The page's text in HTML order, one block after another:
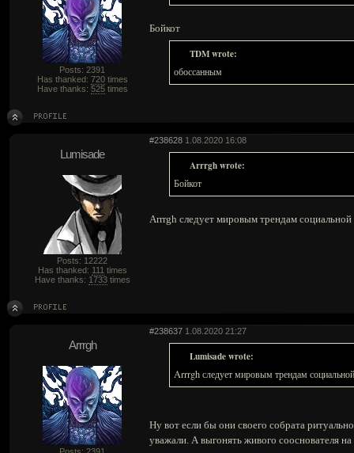
Posts: 2391
Has thanked: 720times
Have thanks: 525times
Бойкот
TDM wrote:
обоссанным
#238628 1.08.2020 16:08
Lumisade
Posts: 12222
Has thanked: 111 times
Have thanks: 1733times
Arrrgh wrote:
Бойкот
Arrrgh следует мировым трендам
#238637 1.08.2020 21:27
Arrrgh
Lumisade wrote:
Arrrgh следует мировым трендам
Ну вот если бы они своего собрата
уважали. А выгонять живого сооснователя